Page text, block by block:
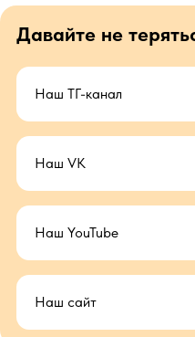
Давайте не
Наш ТГ-канал
Наш VK
Наш YouTube
Наш сайт